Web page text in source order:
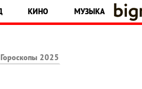
КИНО МУЗЫКА
Гороскопы 2025